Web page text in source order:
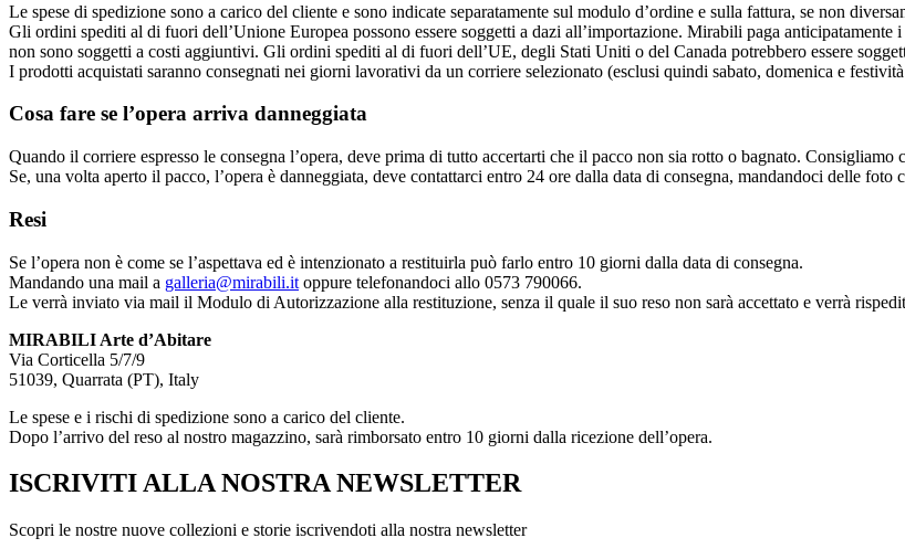
Le spese di spedizione sono a carico del cliente e sono indicate separatamente sul modulo d’ordine e sulla fattura, se non
Gli ordini spediti al di fuori dell’Unione Europea possono essere soggetti a dazi all’importazione. Mirabili paga
non sono soggetti a costi aggiuntivi. Gli ordini spediti al di fuori dell’UE, degli Stati Uniti o del Canada potrebbero essere
I prodotti acquistati saranno consegnati nei giorni lavorativi da un corriere selezionato (esclusi quindi sabato, domenica e
Cosa fare se l’opera arriva danneggiata
Quando il corriere espresso le consegna l’opera, deve prima di tutto accertarti che il pacco non sia rotto o bagnato. Consigliamo
Se, una volta aperto il pacco, l’opera è danneggiata, deve contattarci entro 24 ore dalla data di consegna, mandandoci delle
Resi
Se l’opera non è come se l’aspettava ed è intenzionato a restituirla può farlo entro 10 giorni dalla data di consegna.
Mandando una mail a galleria@mirabili.it oppure telefonandoci allo 0573 790066.
Le verrà inviato via mail il Modulo di Autorizzazione alla restituzione, senza il quale il suo reso non sarà accettato e verrà
MIRABILI Arte d’Abitare
Via Corticella 5/7/9
51039, Quarrata (PT), Italy
Le spese e i rischi di spedizione sono a carico del cliente.
Dopo l’arrivo del reso al nostro magazzino, sarà rimborsato entro 10 giorni dalla ricezione dell’opera.
ISCRIVITI ALLA NOSTRA NEWSLETTER
Scopri le nostre nuove collezioni e storie iscrivendoti alla nostra newsletter